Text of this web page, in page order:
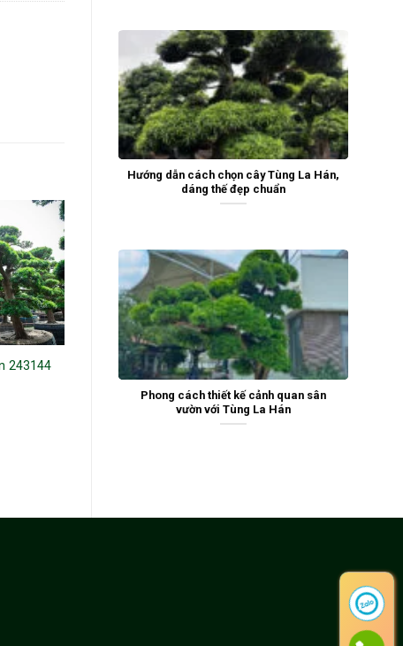
Hướng dẫn cách chọn cây Tùng La Hán,
dáng thế đẹp chuẩn
Phong cách thiết kế cảnh quan sân
vườn với Tùng La Hán
243144 Tùng La Hán 242291 Tùng La Hán 19191